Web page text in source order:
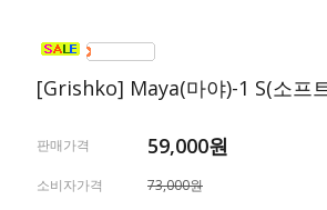
[Grishko] Maya(마야)-1 S(소프
판매가격 59,000원
소비자가격 73,000원